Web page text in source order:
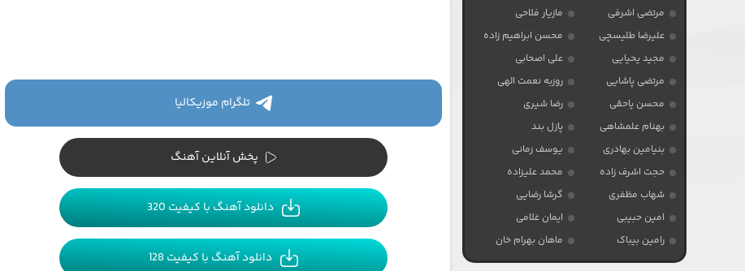
تلگرام موزیکالیا
پخش آنلاین آهنگ
دانلود آهنگ با کیفیت 320
دانلود آهنگ با کیفیت 128
مرتضی اشرفی
مازیار فلاحی
علیرضا طلیسچی
محسن ابراهیم زاده
مجید یحیایی
علی اصحابی
مرتضی پاشایی
روزبه نعمت الهی
محسن یاحقی
رضا شیری
بهنام علمشاهی
پازل بند
بنیامین بهادری
یوسف زمانی
حجت اشرف زاده
محمد علیزاده
شهاب مظفری
گرشا رضایی
امین حبیبی
ایمان غلامی
رامین بیباک
ماهان بهرام خان